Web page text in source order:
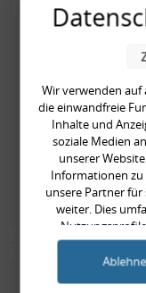
Art.Nr.:
Hersteller:
Wir verwenden auf
die einwandfreie
Inhalte und
soziale Medien
unserer
Informationen zu
unsere Partner für
weiter. Dies
Products) führen
weiteren Daten